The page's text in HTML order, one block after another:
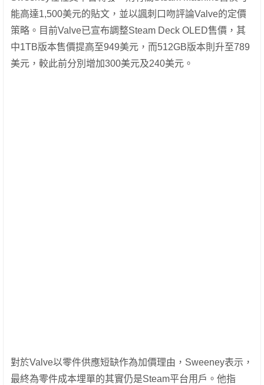
能高達1,500美元的貼文，並以諷刺口吻評論Valve的定價
策略。目前Valve已宣布調整Steam Deck OLED售價，其
中1TB版本售價提高至949美元，而512GB版本則升至789
美元，較此前分別增加300美元及240美元。
對於Valve以零件供應短缺作為加價理由，Sweeney表示，
最終為零件成本埋單的其實仍是Steam平台用戶。他指